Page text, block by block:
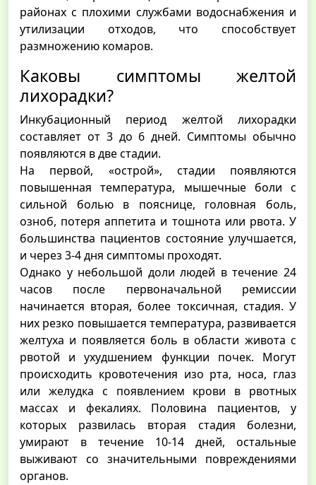
районах с плохими службами водоснабжения и
утилизации отходов, что способствует
размножению комаров.
Каковы симптомы желтой
лихорадки?
Инкубационный период желтой лихорадки
составляет от 3 до 6 дней. Симптомы обычно
появляются в две стадии.
На первой, «острой», стадии появляются
повышенная температура, мышечные боли с
сильной болью в пояснице, головная боль,
озноб, потеря аппетита и тошнота или рвота. У
большинства пациентов состояние улучшается,
и через 3-4 дня симптомы проходят.
Однако у небольшой доли людей в течение 24
часов после первоначальной ремиссии
начинается вторая, более токсичная, стадия. У
них резко повышается температура, развивается
желтуха и появляется боль в области живота с
рвотой и ухудшением функции почек. Могут
происходить кровотечения изо рта, носа, глаз
или желудка с появлением крови в рвотных
массах и фекалиях. Половина пациентов, у
которых развилась вторая стадия болезни,
умирают в течение 10-14 дней, остальные
выживают со значительными повреждениями
органов.